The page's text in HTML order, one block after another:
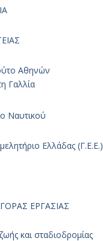
Αθηνών
Γαλλία
Ναυτικού
Ελλάδας (Γ.Ε.Ε.)
ΕΡΓΑΣΙΑΣ
και σταδιοδρομίας